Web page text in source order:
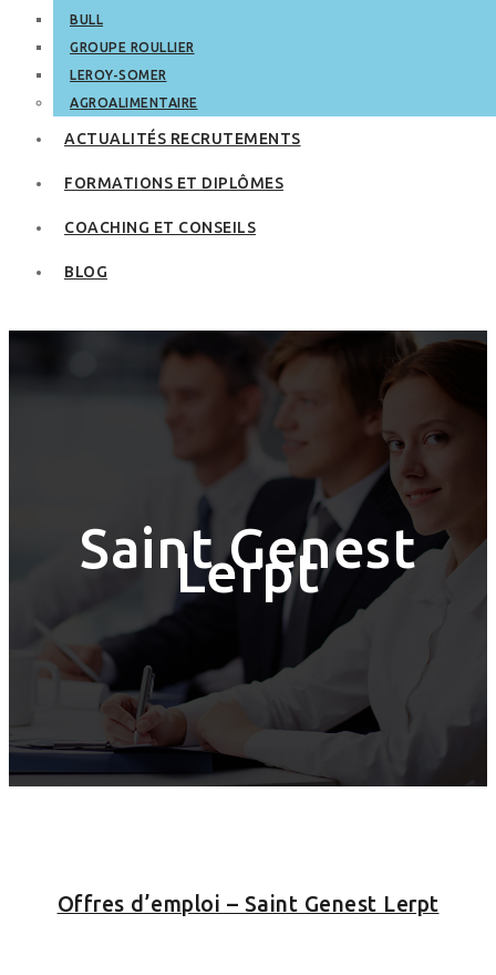
BULL
GROUPE ROULLIER
LEROY-SOMER
AGROALIMENTAIRE
ACTUALITÉS RECRUTEMENTS
FORMATIONS ET DIPLÔMES
COACHING ET CONSEILS
BLOG
Saint Genest
Lerpt
Offres d’emploi – Saint Genest Lerpt